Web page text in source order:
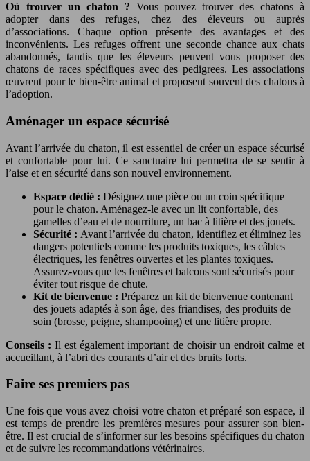
Où trouver un chaton ? Vous pouvez trouver des chatons à
adopter dans des refuges, chez des éleveurs ou auprès
d’associations. Chaque option présente des avantages et des
inconvénients. Les refuges offrent une seconde chance aux chats
abandonnés, tandis que les éleveurs peuvent vous proposer des
chatons de races spécifiques avec des pedigrees. Les associations
œuvrent pour le bien-être animal et proposent souvent des chatons à
l’adoption.
Aménager un espace sécurisé
Avant l’arrivée du chaton, il est essentiel de créer un espace sécurisé
et confortable pour lui. Ce sanctuaire lui permettra de se sentir à
l’aise et en sécurité dans son nouvel environnement.
Espace dédié : Désignez une pièce ou un coin spécifique
pour le chaton. Aménagez-le avec un lit confortable, des
gamelles d’eau et de nourriture, un bac à litière et des jouets.
Sécurité : Avant l’arrivée du chaton, identifiez et éliminez les
dangers potentiels comme les produits toxiques, les câbles
électriques, les fenêtres ouvertes et les plantes toxiques.
Assurez-vous que les fenêtres et balcons sont sécurisés pour
éviter tout risque de chute.
Kit de bienvenue : Préparez un kit de bienvenue contenant
des jouets adaptés à son âge, des friandises, des produits de
soin (brosse, peigne, shampooing) et une litière propre.
Conseils :Il est également important de choisir un endroit calme et
accueillant, à l’abri des courants d’air et des bruits forts.
Faire ses premiers pas
Une fois que vous avez choisi votre chaton et préparé son espace, il
est temps de prendre les premières mesures pour assurer son bien-
être. Il est crucial de s’informer sur les besoins spécifiques du chaton
et de suivre les recommandations vétérinaires.